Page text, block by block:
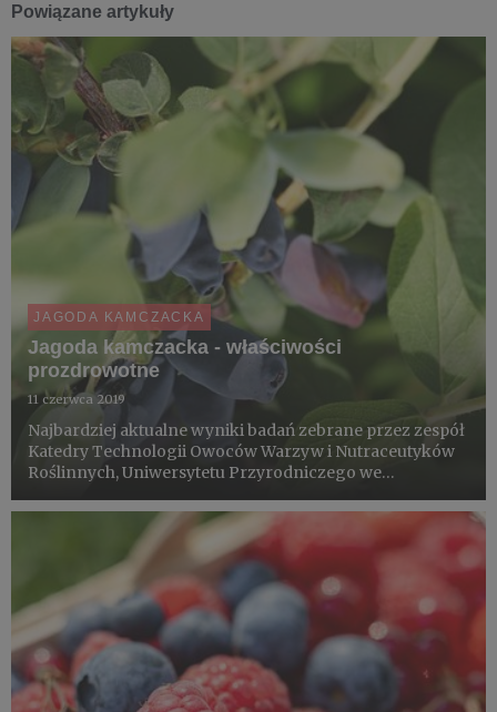
Powiązane artykuły
JAGODA KAMCZACKA
Jagoda kamczacka - właściwości
prozdrowotne
11 czerwca 2019
Najbardziej aktualne wyniki badań zebrane przez zespół
Katedry Technologii Owoców Warzyw i Nutraceutyków
Roślinnych, Uniwersytetu Przyrodniczego we
prof. nadzw., dr hab. Anna Sokół-Łętowska, prof. nadzw.